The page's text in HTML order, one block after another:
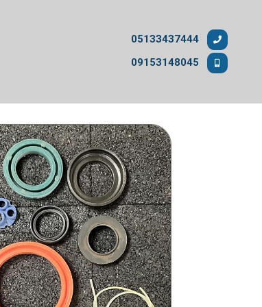
05133437444
09153148045